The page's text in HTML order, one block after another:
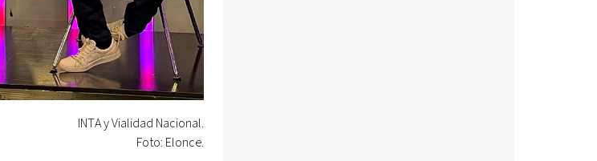
INTA y Vialidad Nacional.
Foto: Elonce.